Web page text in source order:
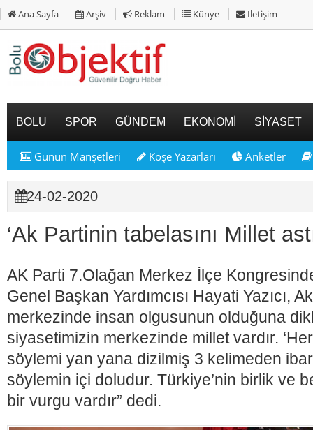
Ana Sayfa Arşiv Reklam Künye İletişim
BOLU SPOR GÜNDEM EKONOMİ SİYASET
Günün Manşetleri Köşe Yazarları Anketler
24-02-2020
‘Ak Partinin tabelasını Millet
AK Parti 7.Olağan Merkez İlçe
Genel Başkan Yardımcısı Hayati Yazıcı,
merkezinde insan olgusunun olduğuna
siyasetimizin merkezinde millet vardır.
söylemi yan yana dizilmiş 3 kelimeden
söylemin içi doludur. Türkiye’nin birlik ve
bir vurgu vardır” dedi.